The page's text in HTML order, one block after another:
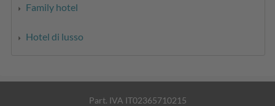
Family hotel
Hotel di lusso
Part. IVA IT02365710215